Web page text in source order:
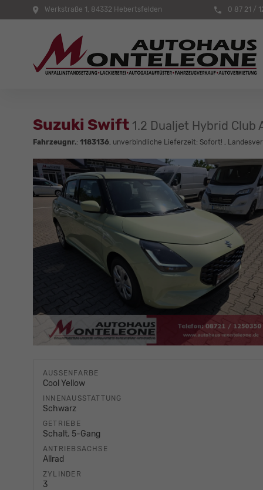
Werkstraße 1, 84332 Hebertsfelden 0 87 21 /
Suzuki Swift 1.2 Dualjet Hybrid
Fahrzeugnr.: 1183136, unverbindliche Lieferzeit: Sofort! ,
AUSSENFARBE
Cool Yellow
INNENAUSSTATTUNG
Schwarz
GETRIEBE
Schalt. 5-Gang
ANTRIEBSACHSE
Allrad
ZYLINDER
3